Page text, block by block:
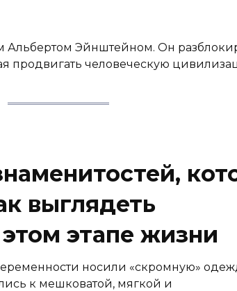
Эйнштейном. Он
продвигать человеческую
выглядеть
этапе жизни
носили «скромную»
к мешковатой, мягкой и